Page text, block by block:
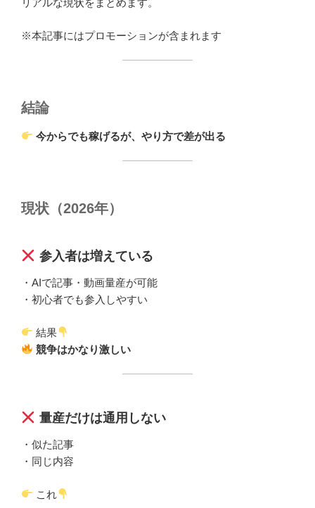
リアルな現状をまとめます。
※本記事にはプロモーションが含まれます
結論
今からでも稼げるが、やり方で差が出る
現状（2026年）
参入者は増えている
・AIで記事・動画量産が可能
・初心者でも参入しやすい
結果
競争はかなり激しい
量産だけは通用しない
・似た記事
・同じ内容
これ